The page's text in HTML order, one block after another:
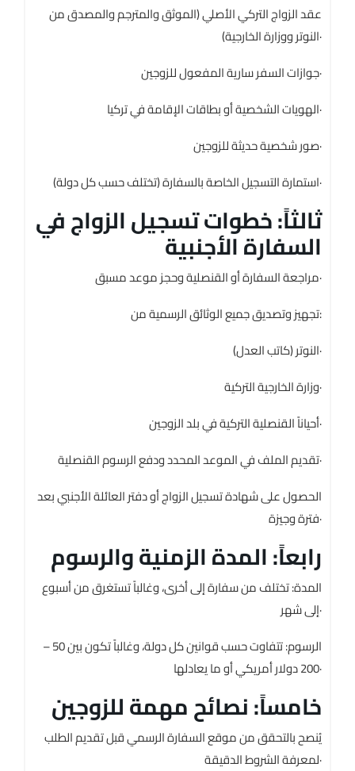
عقد الزواج التركي الأصلي (الموثق والمترجم والمصدق من
النوتر ووزارة الخارجية)·
جوازات السفر سارية المفعول للزوجين·
الهويات الشخصية أو بطاقات الإقامة في تركيا·
صور شخصية حديثة للزوجين·
استمارة التسجيل الخاصة بالسفارة (تختلف حسب كل دولة)·
ثالثاً: خطوات تسجيل الزواج في
السفارة الأجنبية
مراجعة السفارة أو القنصلية وحجز موعد مسبق·
تجهيز وتصديق جميع الوثائق الرسمية من:
النوتر (كاتب العدل)·
وزارة الخارجية التركية·
أحياناً القنصلية التركية في بلد الزوجين·
تقديم الملف في الموعد المحدد ودفع الرسوم القنصلية·
الحصول على شهادة تسجيل الزواج أو دفتر العائلة الأجنبي بعد
فترة وجيزة·
رابعاً: المدة الزمنية والرسوم
المدة: تختلف من سفارة إلى أخرى، وغالباً تستغرق من أسبوع
إلى شهر·
الرسوم: تتفاوت حسب قوانين كل دولة، وغالباً تكون بين 50 –
200 دولار أمريكي أو ما يعادلها·
خامساً: نصائح مهمة للزوجين
يُنصح بالتحقق من موقع السفارة الرسمي قبل تقديم الطلب
لمعرفة الشروط الدقيقة·